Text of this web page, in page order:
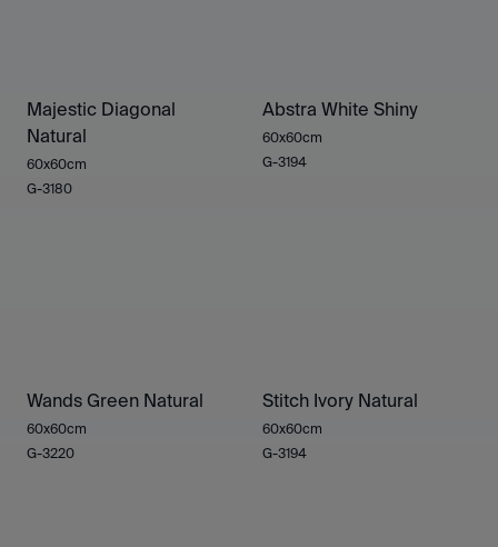
Majestic Diagonal
Natural
60x60cm
G-3180
Abstra White Shiny
60x60cm
G-3194
Wands Green Natural
60x60cm
G-3220
Stitch Ivory Natural
60x60cm
G-3194